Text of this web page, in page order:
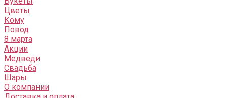
Цветы
Кому
Повод
8 марта
Акции
Медведи
Свадьба
Шары
О компании